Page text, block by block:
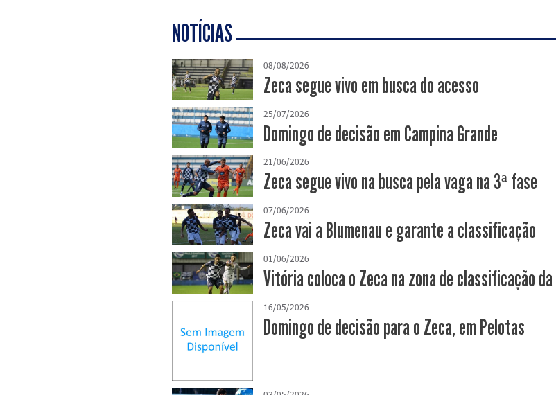
NOTÍCIAS
08/08/2026
Zeca segue vivo em busca do acesso
25/07/2026
Domingo de decisão em Campina Grande
21/06/2026
Zeca segue vivo na busca pela vaga na 3ª fase
07/06/2026
Zeca vai a Blumenau e garante a classificação
01/06/2026
Vitória coloca o Zeca na zona de classificação
16/05/2026
Domingo de decisão para o Zeca, em Pelotas